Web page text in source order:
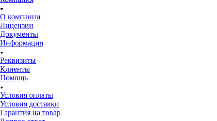
О компании
Лицензии
Документы
Информация
Реквизиты
Клиенты
Помощь
Условия оплаты
Условия доставки
Гарантия на товар